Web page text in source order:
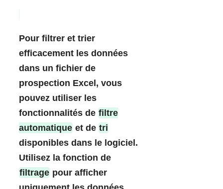
Pour filtrer et trier
efficacement les données
dans un fichier de
prospection Excel, vous
pouvez utiliser les
fonctionnalités de filtre
automatique et de tri
disponibles dans le logiciel.
Utilisez la fonction de
filtrage pour afficher